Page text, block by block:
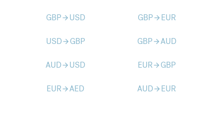
GBParrow_forward USD GBParrow_forward EUR
USDarrow_forward GBP GBParrow_forwardAUD
AUDarrow_forward USD EURarrow_forward GBP
EURarrow_forwardAED AUDarrow_forward EUR